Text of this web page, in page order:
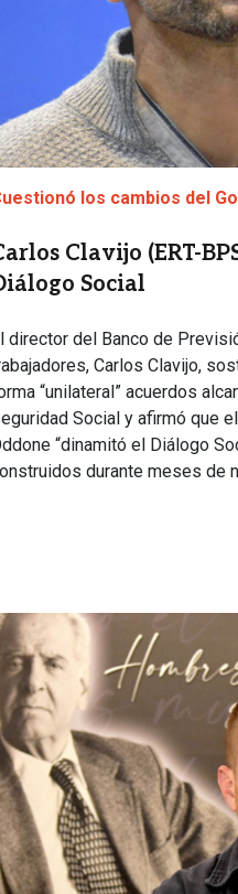
los cambios del
Clavijo (ERT-
Social
director del Banco de
Carlos Clavijo,
“unilateral” acuerdos
Social y afirmó que
“dinamitó el Diálogo
durante meses de